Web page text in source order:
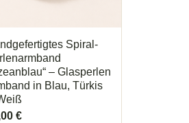
Spiral-
– Glasperlen
in Blau, Türkis
€